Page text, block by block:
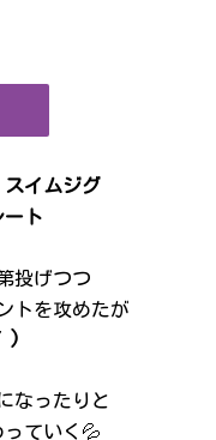
イムジグ
ート
投げつつ
トを攻めたが
)
なったりと
ていく💦